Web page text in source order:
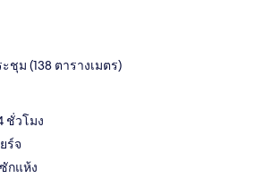
ชุม (138 ตารางเมตร)
ชั่วโมง
ร์จ
กแห้ง